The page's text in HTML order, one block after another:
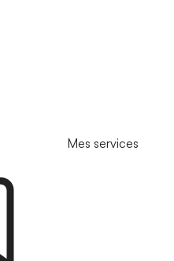
Mes services